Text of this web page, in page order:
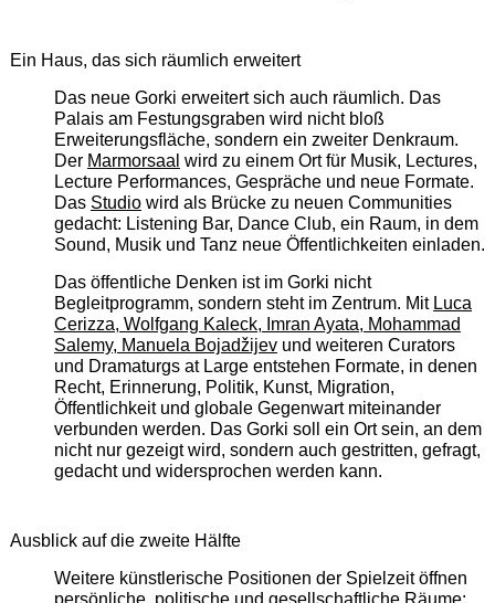
Ein Haus, das sich räumlich erweitert
Das neue Gorki erweitert sich auch räumlich. Das
Palais am Festungsgraben wird nicht bloß
Erweiterungsfläche, sondern ein zweiter Denkraum.
Der Marmorsaal wird zu einem Ort für Musik, Lectures,
Lecture Performances, Gespräche und neue Formate.
Das Studiowird als Brücke zu neuen Communities
gedacht: Listening Bar, Dance Club, ein Raum, in dem
Sound, Musik und Tanz neue Öffentlichkeiten einladen.
Das öffentliche Denken ist im Gorki nicht
Begleitprogramm, sondern steht im Zentrum. Mit Luca
Cerizza, Wolfgang Kaleck, Imran Ayata, Mohammad
Salemy, Manuela Bojadžijevund weiteren Curators
und Dramaturgs at Large entstehen Formate, in denen
Recht, Erinnerung, Politik, Kunst, Migration,
Öffentlichkeit und globale Gegenwart miteinander
verbunden werden. Das Gorki soll ein Ort sein, an dem
nicht nur gezeigt wird, sondern auch gestritten, gefragt,
gedacht und widersprochen werden kann.
Ausblick auf die zweite Hälfte
Weitere künstlerische Positionen der Spielzeit öffnen